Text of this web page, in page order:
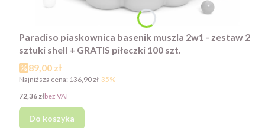
Paradiso piaskownica basenik muszla 2w1 - zestaw 2
sztuki shell + GRATIS piłeczki 100 szt.
Cena promocyjna
89,00 zł
Najniższa cena: 136,90 zł-35%
Cena
72,36 złbez VAT
Do koszyka